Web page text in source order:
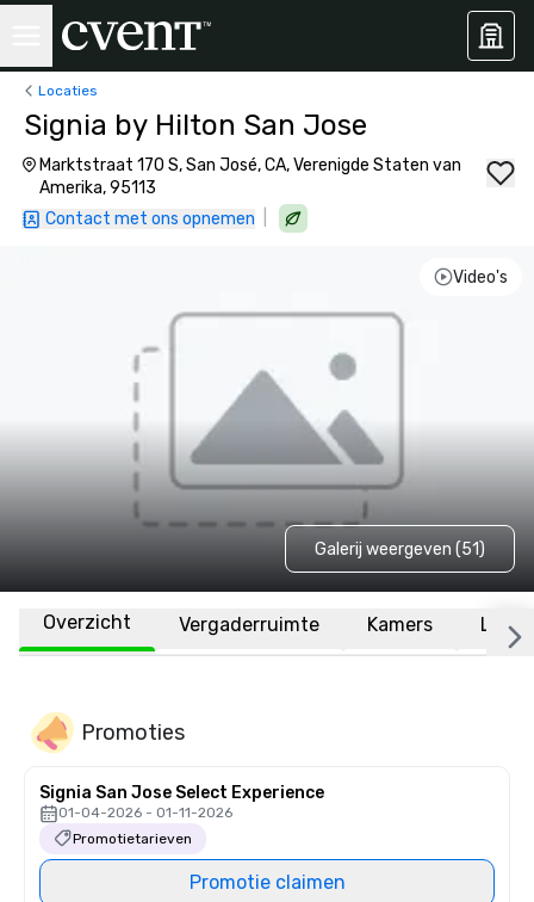
Locaties
Signia by Hilton San Jose
Marktstraat 170 S, San José, CA, Verenigde Staten van
Amerika, 95113
Contact met ons opnemen
Video's
Galerij weergeven (51)
Overzicht Vergaderruimte Kamers
Promoties
Signia San Jose Select Experience
01-04-2026 - 01-11-2026
Promotietarieven
Promotie claimen